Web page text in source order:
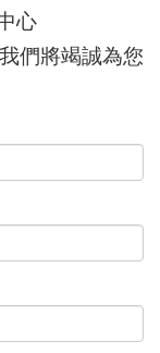
心
們將竭誠為您